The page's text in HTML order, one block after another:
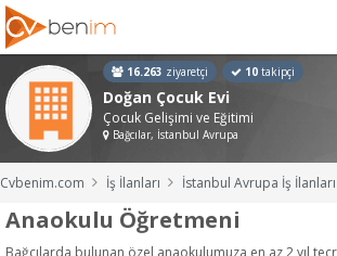
16.263 ziyaretçi 10 takipçi
Doğan Çocuk Evi
Çocuk Gelişimi ve Eğitimi
Bağcılar, İstanbul Avrupa
Cvbenim.com İş İlanları İstanbul Avrupa İş İlanları
Anaokulu Öğretmeni
Bağcılarda bulunan özel anaokulumuza en az 2 yıl